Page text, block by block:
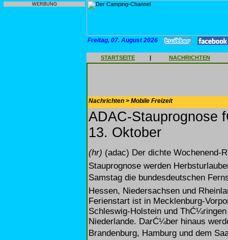
WERBUNG
Freitag, 07. August 2026
STARTSEITE | NACHRICHTEN
Nachrichten > Mobile Freizeit
ADAC-Stauprognose
13. Oktober
(hr) (adac) Der dichte Wochenend-
Stauprognose werden
Samstag die bundesdeutschen
Hessen, Niedersachsen und
Ferienstart ist in Mecklenburg-
Schleswig-Holstein und
Niederlande. DarĆ¼ber hinaus
Brandenburg, Hamburg und dem